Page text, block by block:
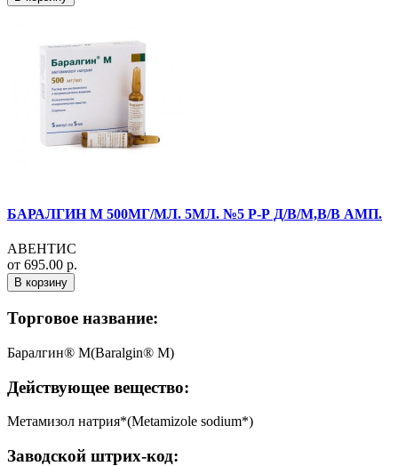
БАРАЛГИН М 500МГ/МЛ. 5МЛ. №5 Р-Р Д/В/М,В/В АМП.
АВЕНТИС
от 695.00 р.
В корзину
Торговое название:
Баралгин® М(Baralgin® M)
Действующее вещество:
Метамизол натрия*(Metamizole sodium*)
Заводской штрих-код: